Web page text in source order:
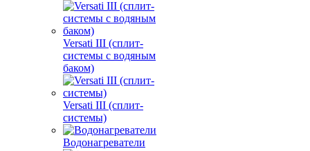
Versati III (сплит-
системы с водяным
баком)
Versati III (сплит-
системы)
Водонагреватели